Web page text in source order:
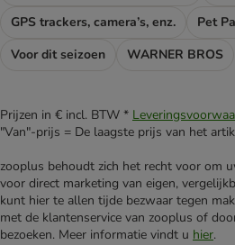
GPS trackers, camera’s, enz.
Pet
Voor dit seizoen
WARNER BROS
Prijzen in € incl. BTW *
"Van"-prijs = De laagste prijs van het
zooplus behoudt zich het recht voor om
voor direct marketing van eigen,
kunt hier te allen tijde bezwaar tegen
met de klantenservice van zooplus of
bezoeken. Meer informatie vindt u hier.